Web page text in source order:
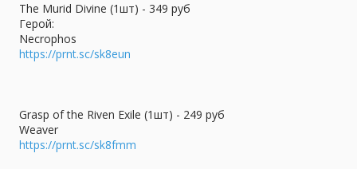
The Murid Divine (1шт) - 349 руб
Герой:
Necrophos
https://prnt.sc/sk8eun
Grasp of the Riven Exile (1шт) - 249 руб
Weaver
https://prnt.sc/sk8fmm